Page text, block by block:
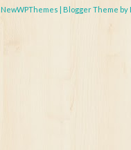
NewWPThemes | Blogger Theme by